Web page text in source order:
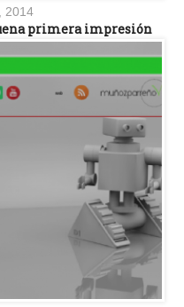
2014
primera impresión